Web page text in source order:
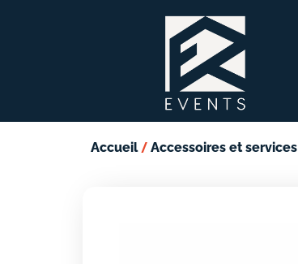
Accueil/ Accessoires et services